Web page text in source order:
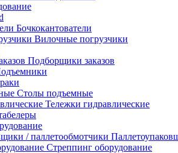
Бочкокантователи
Вилочные погрузчики
Подборщики заказов
Столы подъемные
Тележки гидравлические
Стреппинг оборудование